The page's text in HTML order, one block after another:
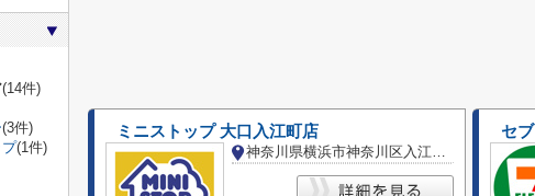
ミニストップ 大口入江町店
神奈川県横浜市神奈川区入江２丁目
セ
(14件)
(3件)
(1件)